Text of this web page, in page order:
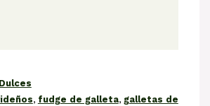
, fudge de galleta, galletas de